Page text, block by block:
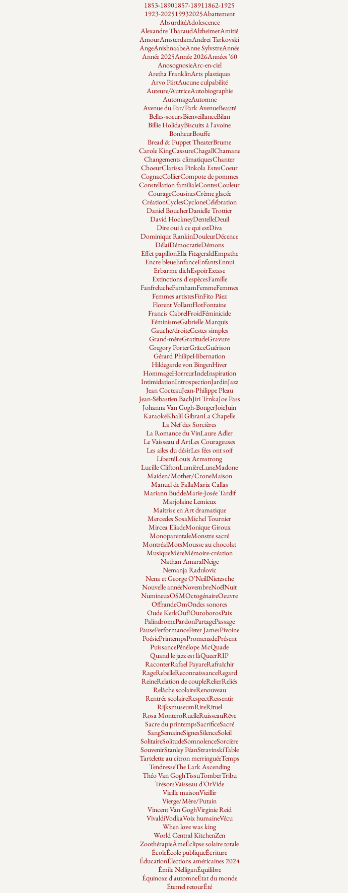
1853-18901857-18911862-1925
1923-202519932025Abattement
AbsurditéAdolescence
Alexandre TharaudAlzheimerAmitié
AmourAmsterdamAndreï Tarkovski
AngeAnishnaabeAnne SylvstreAnnée
Année 2025Année 2026Années '60
AnosognosieArc-en-ciel
Aretha FranklinArts plastiques
Arvo PärtAucune culpabilité
Auteure/AutriceAutobiographie
AutomageAutomne
Avenue du Par/Park AvenueBeauté
Belles-soeursBienveillanceBilan
Billie HolidayBiscuits à l'avoine
BonheurBouffe
Bread & Puppet TheaterBrume
Carole KingCassureChagallChamane
Changements climatiquesChanter
ChoeurClarissa Pinkola EstesCoeur
CognacCollierCompote de pommes
Constellation familialeContesCouleur
CourageCousinesCrème glacée
CréationCyclesCycloneCélébration
Daniel BoucherDanielle Trottier
David HockneyDentelleDeuil
Dire oui à ce qui estDiva
Dominique RankinDouleurDécence
DélaiDémocratieDémons
Effet papillonElla FitzgeraldEmpathe
Encre bleueEnfanceEnfantsEnnui
Erbarme dichEspoirExtase
Extinctions d'espècesFamille
FanfrelucheFarnhamFemmeFemmes
Femmes artistesFinFito Páez
Florent VollantFlotFontaine
Francis CabrelFroidFéminicide
FéminismeGabrielle Marquis
Gauche/droiteGestes simples
Grand-mèreGratitudeGravure
Gregory PorterGrâceGuérison
Gérard PhilipeHibernation
Hildegarde von BingenHiver
HommageHorreurIndeInspiration
IntimidationIntrospectionJardinJazz
Jean CocteauJean-Philippe Pleau
Jean-Sébastien BachJiri TrnkaJoe Pass
Johanna Van Gogh-BongerJoieJuin
KaraokéKhalil GibranLa Chapelle
La Nef des Sorcières
La Romance du VinLaure Adler
Le Vaisseau d'ArtLes Courageuses
Les ailes du désirLes fées ont soif
LibertéLouis Armstrong
Lucille CliftonLumièreLuneMadone
Maiden/Mother/CroneMaison
Manuel de FallaMaria Callas
Mariann BuddeMarie-Josée Tardif
Marjolaine Lemieux
Maîtrise en Art dramatique
Mercedes SosaMichel Tournier
Mircea EliadeMonique Giroux
MonoparentaleMonstre sacré
MontréalMotsMousse au chocolat
MusiqueMèreMémoire-création
Nathan AmaralNeige
Nemanja Radulovic
Nena et George O'NeillNietzsche
Nouvelle annéeNovembreNoëlNuit
NumineuxOSMOctogénaireOeuvre
OffrandeOmOndes sonores
Oude KerkOuf!OuroborosPaix
PalindromePardonPartagePassage
PausePerformancePeter JamesPivoine
PoésiePrintempsPromenadePrésent
PuissancePénélope McQuade
Quand le jazz est làQueerRIP
RaconterRafael PayareRafraîchir
RageRebelleReconnaissanceRegard
ReineRelation de coupleRelierReliés
Relâche scolaireRenouveau
Rentrée scolaireRespectRessentir
RijksmuseumRireRituel
Rosa MonteroRuelleRuisseauRêve
Sacre du printempsSacrificeSacré
SangSemaineSignesSilenceSoleil
SolitaireSolitudeSomnolenceSorcière
SouvenirStanley PéanStravinskiTable
Tartelette au citron merringuéeTemps
TendresseThe Lark Ascending
Théo Van GoghTissuTomberTribu
TrésorsVaisseau d'OrVide
Vieille maisonVieillir
Vierge/Mère/Putain
Vincent Van GoghVirginie Reid
VivaldiVodkaVoix humaineVécu
When love was king
World Central KitchenZen
ZoothérapieÂmeÉclipse solaire totale
ÉcoleÉcole publiqueÉcriture
ÉducationÉlections américaines 2024
Émile NelliganÉquilibre
Équinoxe d'automneÉtat du monde
Éternel retourÉté